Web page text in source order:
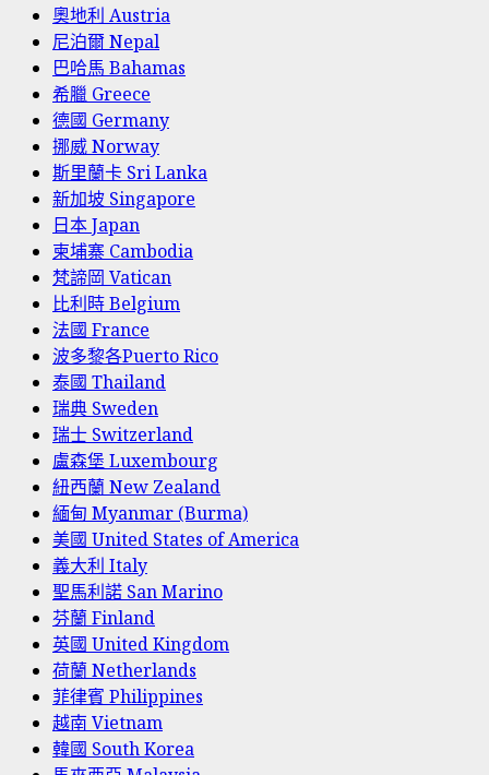
奧地利 Austria
尼泊爾 Nepal
巴哈馬 Bahamas
希臘 Greece
德國 Germany
挪威 Norway
斯里蘭卡 Sri Lanka
新加坡 Singapore
日本 Japan
柬埔寨 Cambodia
梵諦岡 Vatican
比利時 Belgium
法國 France
波多黎各Puerto Rico
泰國 Thailand
瑞典 Sweden
瑞士 Switzerland
盧森堡 Luxembourg
紐西蘭 New Zealand
緬甸 Myanmar (Burma)
美國 United States of America
義大利 Italy
聖馬利諾 San Marino
芬蘭 Finland
英國 United Kingdom
荷蘭 Netherlands
菲律賓 Philippines
越南 Vietnam
韓國 South Korea